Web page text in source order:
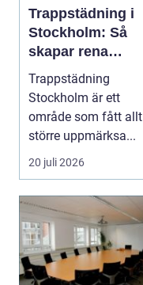
Trappstädning i
Stockholm: Så
skapar rena
trapphus tryggare
boendemiljöer
Trappstädning
Stockholm är ett
område som fått allt
större uppmärksa...
20 juli 2026